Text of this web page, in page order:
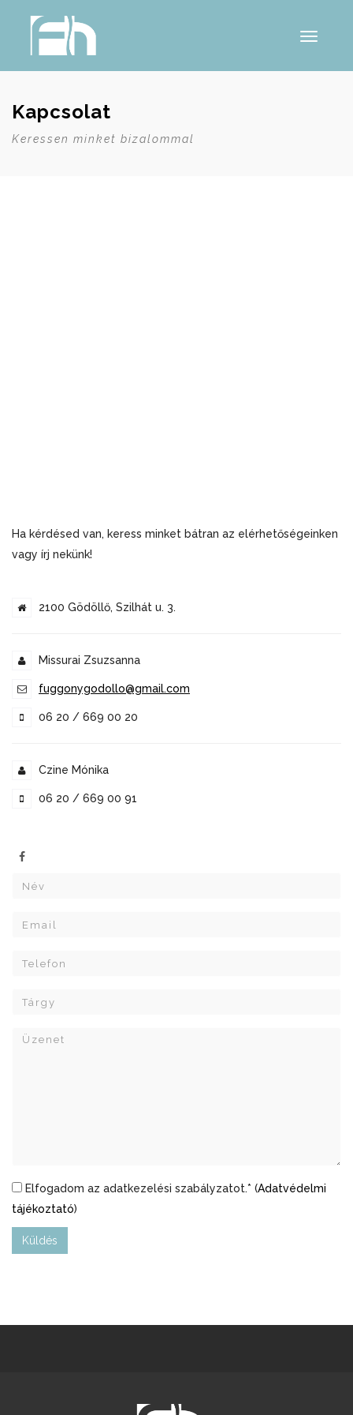
Toggle
Kapcsolat
Keressen minket bizalommal
Ha kérdésed van, keress minket bátran az elérhetőségeinken
vagy írj nekünk!
2100 Gödöllő, Szilhát u. 3.
Missurai Zsuzsanna
fuggonygodollo@gmail.com
06 20 / 669 00 20
Czine Mónika
06 20 / 669 00 91
Elfogadom az adatkezelési szabályzatot.* (Adatvédelmi
tájékoztató)
Küldés